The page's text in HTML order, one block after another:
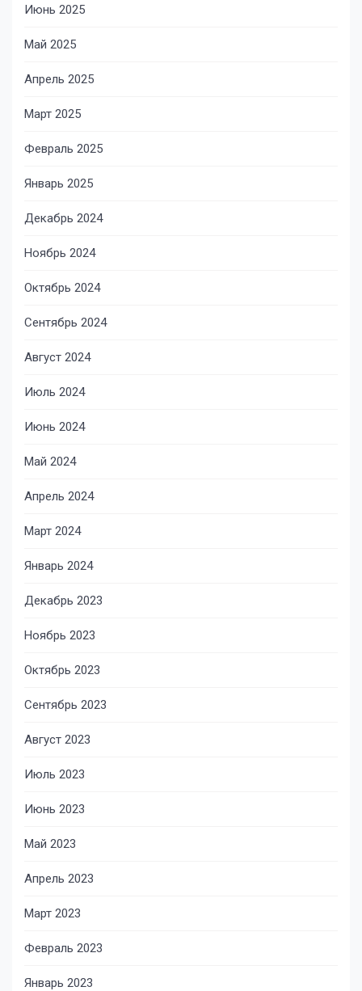
Июнь 2025
Май 2025
Апрель 2025
Март 2025
Февраль 2025
Январь 2025
Декабрь 2024
Ноябрь 2024
Октябрь 2024
Сентябрь 2024
Август 2024
Июль 2024
Июнь 2024
Май 2024
Апрель 2024
Март 2024
Январь 2024
Декабрь 2023
Ноябрь 2023
Октябрь 2023
Сентябрь 2023
Август 2023
Июль 2023
Июнь 2023
Май 2023
Апрель 2023
Март 2023
Февраль 2023
Январь 2023